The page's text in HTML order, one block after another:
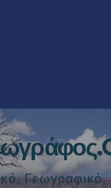
Γεωγραφικό,